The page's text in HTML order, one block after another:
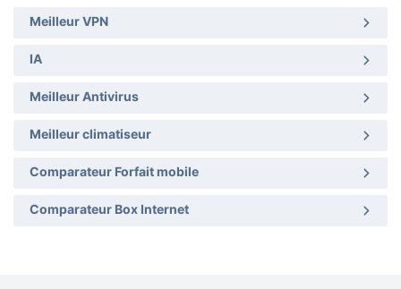
Meilleur VPN
IA
Meilleur Antivirus
Meilleur climatiseur
Comparateur Forfait mobile
Comparateur Box Internet